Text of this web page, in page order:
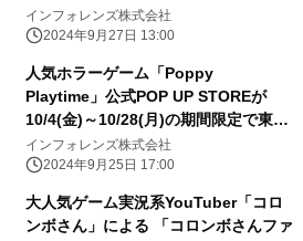
HUNTER 20周年」コレクションを
INFOLENS GEEK SHOPにて販売開
インフォレンズ株式会社
2024年9月27日 13:00
人気ホラーゲーム「Poppy
Playtime」公式POP UP STOREが
10/4(金)～10/28(月)の期間限定で東京
ソラマチ(R)に登場！
インフォレンズ株式会社
2024年9月25日 17:00
大人気ゲーム実況系YouTuber「コロ
ンボさん」による 「コロンボさんファ